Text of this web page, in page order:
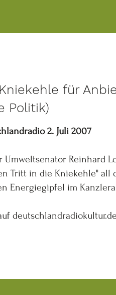
für
Politik)
2. Juli 2007
Umweltsenator Reinhard
Tritt in die Kniekehle" all
Energiegipfel im
deutschlandradiokultur.de